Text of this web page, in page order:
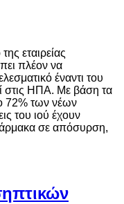
εταιρείας
πλέον να
έναντι του
στις ΗΠΑ. Με βάση τα
72% των νέων
του ιού έχουν
σε απόσυρση,